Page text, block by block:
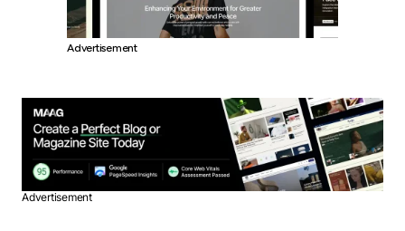
Advertisement
Advertisement